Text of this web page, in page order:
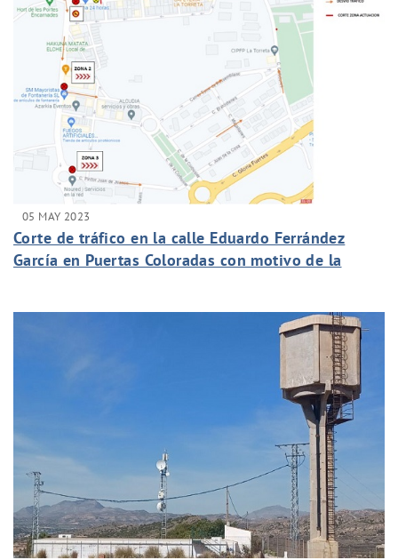
05 MAY 2023
Corte de tráfico en la calle Eduardo Ferrández
García en Puertas Coloradas con motivo de la